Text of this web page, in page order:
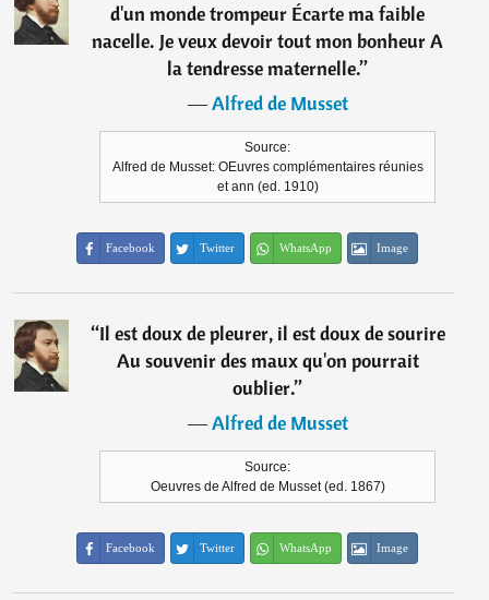
d'un monde trompeur Écarte ma faible
nacelle. Je veux devoir tout mon bonheur A
la tendresse maternelle.”
―Alfred de Musset
Source:
Alfred de Musset: OEuvres complémentaires réunies
et ann (ed. 1910)
Facebook Twitter WhatsApp Image
“Il est doux de pleurer, il est doux de sourire
Au souvenir des maux qu'on pourrait
oublier.”
―Alfred de Musset
Source:
Oeuvres de Alfred de Musset (ed. 1867)
Facebook Twitter WhatsApp Image